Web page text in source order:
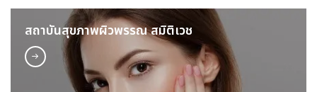
สถาบันสุขภาพผิวพรรณ สมิติเวช